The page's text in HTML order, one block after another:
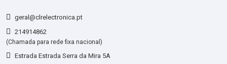
geral@clrelectronica.pt
214914862
(Chamada para rede fixa nacional)
Estrada Estrada Serra da Mira 5A